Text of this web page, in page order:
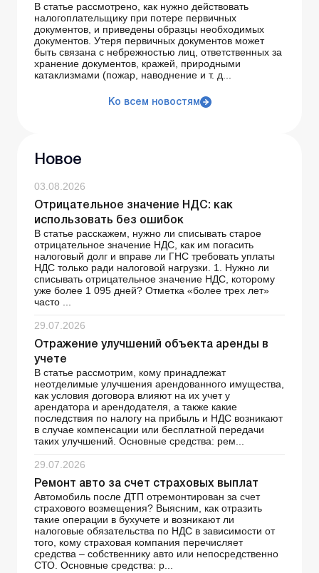
В статье рассмотрено, как нужно действовать
налогоплательщику при потере первичных
документов, и приведены образцы необходимых
документов. Утеря первичных документов может
быть связана с небрежностью лиц, ответственных за
хранение документов, кражей, природными
катаклизмами (пожар, наводнение и т. д...
Ко всем новостям
Новое
03.08.2026
Отрицательное значение НДС: как
использовать без ошибок
В статье расскажем, нужно ли списывать старое
отрицательное значение НДС, как им погасить
налоговый долг и вправе ли ГНС требовать уплаты
НДС только ради налоговой нагрузки. 1. Нужно ли
списывать отрицательное значение НДС, которому
уже более 1 095 дней? Отметка «более трех лет»
часто ...
29.07.2026
Отражение улучшений объекта аренды в
учете
В статье рассмотрим, кому принадлежат
неотделимые улучшения арендованного имущества,
как условия договора влияют на их учет у
арендатора и арендодателя, а также какие
последствия по налогу на прибыль и НДС возникают
в случае компенсации или бесплатной передачи
таких улучшений. Основные средства: рем...
29.07.2026
Ремонт авто за счет страховых выплат
Автомобиль после ДТП отремонтирован за счет
страхового возмещения? Выясним, как отразить
такие операции в бухучете и возникают ли
налоговые обязательства по НДС в зависимости от
того, кому страховая компания перечисляет
средства – собственнику авто или непосредственно
СТО. Основные средства: р...